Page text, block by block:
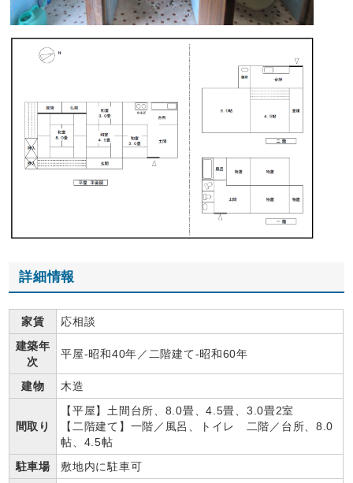
詳細情報
家賃
応相談
建築年
次
平屋-昭和40年／二階建て-昭和60年
建物 木造
間取り
【平屋】土間台所、8.0畳、4.5畳、3.0畳2室
【二階建て】一階／風呂、トイレ 二階／台所、8.0
帖、4.5帖
駐車場
敷地内に駐車可